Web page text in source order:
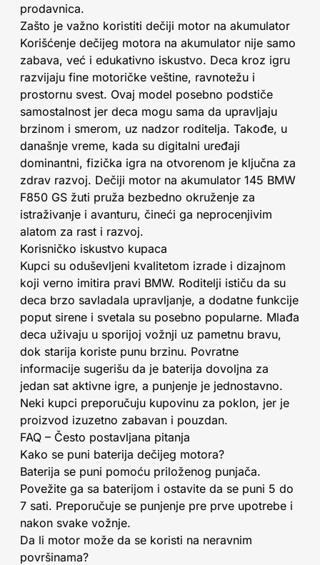
prodavnica.
Zašto je važno koristiti dečiji motor na akumulator
Korišćenje dečijeg motora na akumulator nije samo
zabava, već i edukativno iskustvo. Deca kroz igru
razvijaju fine motoričke veštine, ravnotežu i
prostornu svest. Ovaj model posebno podstiče
samostalnost jer deca mogu sama da upravljaju
brzinom i smerom, uz nadzor roditelja. Takođe, u
današnje vreme, kada su digitalni uređaji
dominantni, fizička igra na otvorenom je ključna za
zdrav razvoj. Dečiji motor na akumulator 145 BMW
F850 GS žuti pruža bezbedno okruženje za
istraživanje i avanturu, čineći ga neprocenjivim
alatom za rast i razvoj.
Korisničko iskustvo kupaca
Kupci su oduševljeni kvalitetom izrade i dizajnom
koji verno imitira pravi BMW. Roditelji ističu da su
deca brzo savladala upravljanje, a dodatne funkcije
poput sirene i svetala su posebno popularne. Mlađa
deca uživaju u sporijoj vožnji uz pametnu bravu,
dok starija koriste punu brzinu. Povratne
informacije sugerišu da je baterija dovoljna za
jedan sat aktivne igre, a punjenje je jednostavno.
Neki kupci preporučuju kupovinu za poklon, jer je
proizvod izuzetno zabavan i pouzdan.
FAQ – Često postavljana pitanja
Kako se puni baterija dečijeg motora?
Baterija se puni pomoću priloženog punjača.
Povežite ga sa baterijom i ostavite da se puni 5 do
7 sati. Preporučuje se punjenje pre prve upotrebe i
nakon svake vožnje.
Da li motor može da se koristi na neravnim
površinama?